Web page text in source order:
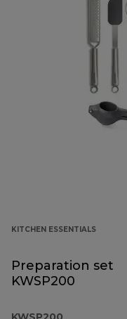
KITCHEN ESSENTIALS
Preparation set
KWSP200